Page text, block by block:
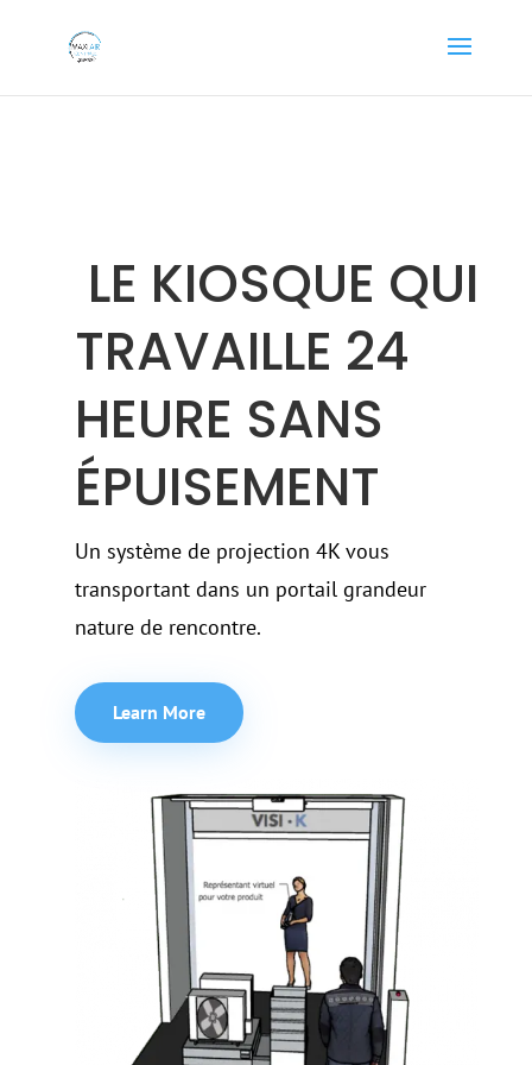
LE KIOSQUE QUI
TRAVAILLE 24
HEURE SANS
ÉPUISEMENT
Un système de projection 4K vous
transportant dans un portail grandeur
nature de rencontre.
Learn More